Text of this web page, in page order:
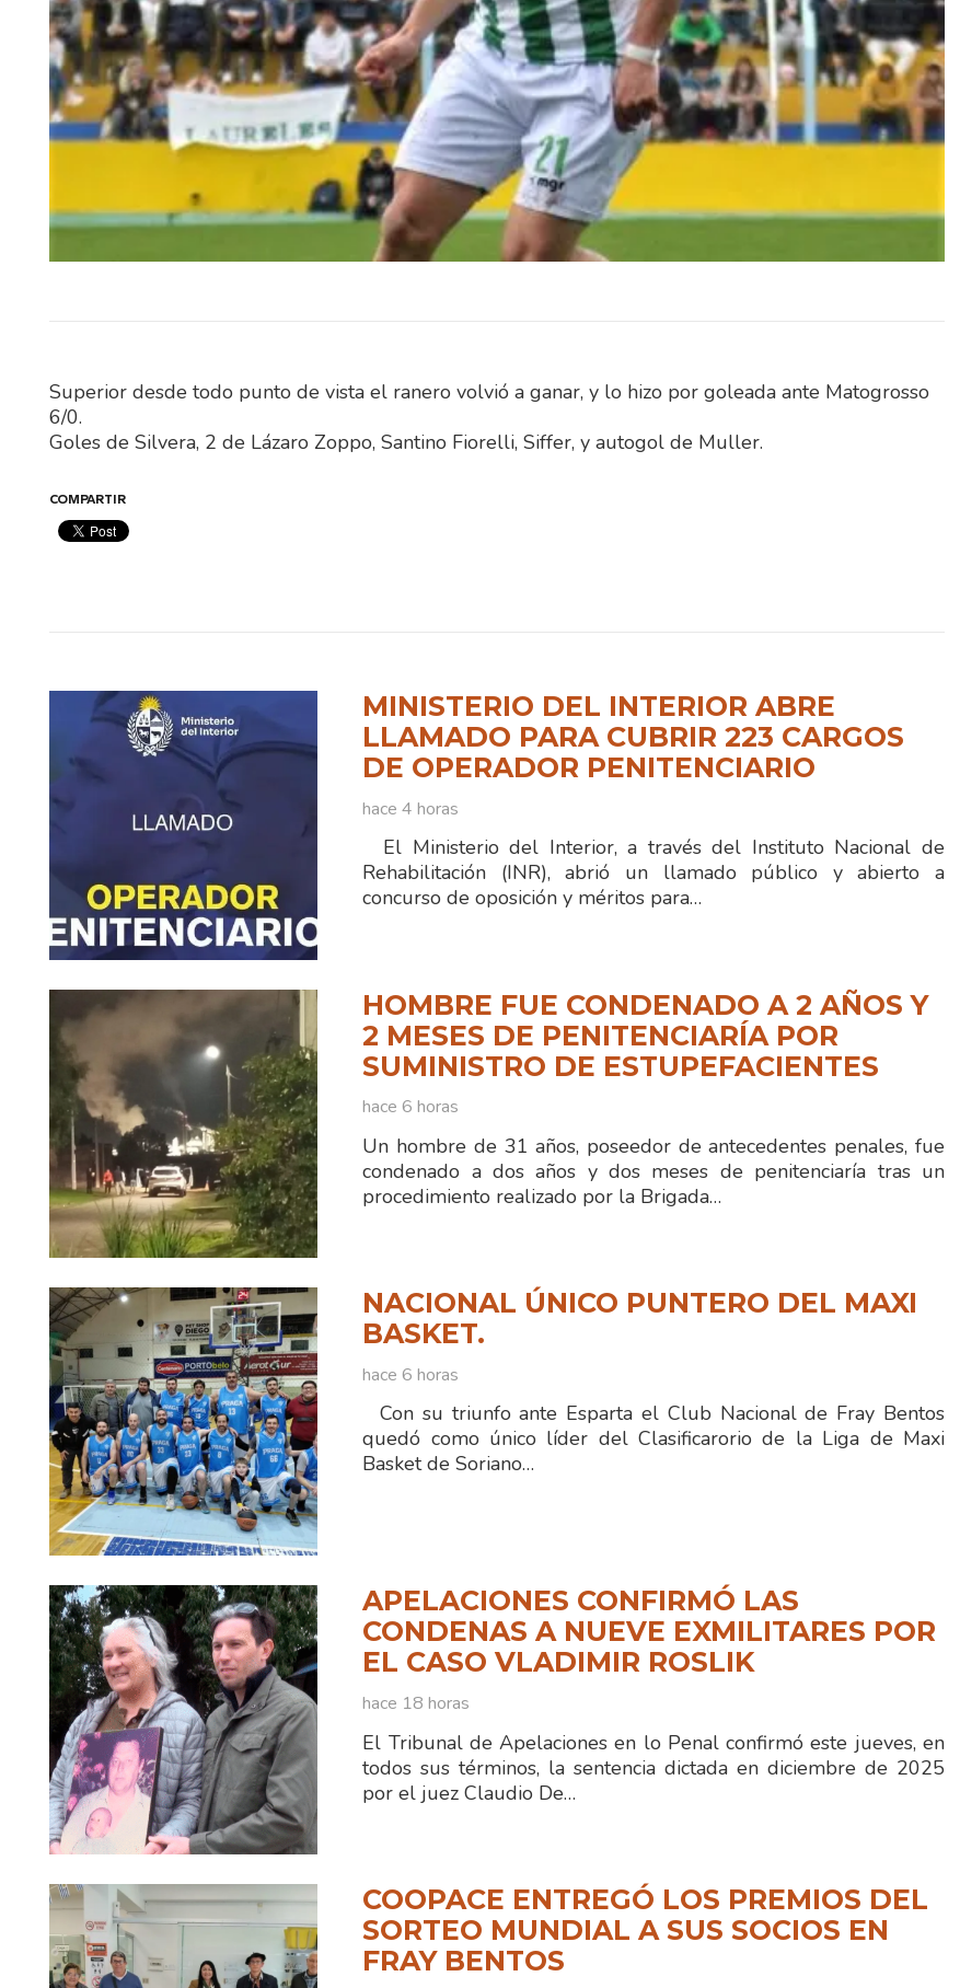
Superior desde todo punto de vista el ranero volvió a ganar, y lo hizo por goleada ante Matogrosso
6/0.
Goles de Silvera, 2 de Lázaro Zoppo, Santino Fiorelli, Siffer, y autogol de Muller.
COMPARTIR
MINISTERIO DEL INTERIOR ABRE
LLAMADO PARA CUBRIR 223 CARGOS
DE OPERADOR PENITENCIARIO
hace 4 horas
El Ministerio del Interior, a través del Instituto Nacional de
Rehabilitación (INR), abrió un llamado público y abierto a
concurso de oposición y méritos para…
HOMBRE FUE CONDENADO A 2 AÑOS Y
2 MESES DE PENITENCIARÍA POR
SUMINISTRO DE ESTUPEFACIENTES
hace 6 horas
Un hombre de 31 años, poseedor de antecedentes penales, fue
condenado a dos años y dos meses de penitenciaría tras un
procedimiento realizado por la Brigada…
NACIONAL ÚNICO PUNTERO DEL MAXI
BASKET.
hace 6 horas
Con su triunfo ante Esparta el Club Nacional de Fray Bentos
quedó como único líder del Clasificarorio de la Liga de Maxi
Basket de Soriano…
APELACIONES CONFIRMÓ LAS
CONDENAS A NUEVE EXMILITARES POR
EL CASO VLADIMIR ROSLIK
hace 18 horas
El Tribunal de Apelaciones en lo Penal confirmó este jueves, en
todos sus términos, la sentencia dictada en diciembre de 2025
por el juez Claudio De…
COOPACE ENTREGÓ LOS PREMIOS DEL
SORTEO MUNDIAL A SUS SOCIOS EN
FRAY BENTOS
El Ministerio del Interior, a través del
Instituto Nacional de Rehabilitación
El Ministerio del Interior, a través del